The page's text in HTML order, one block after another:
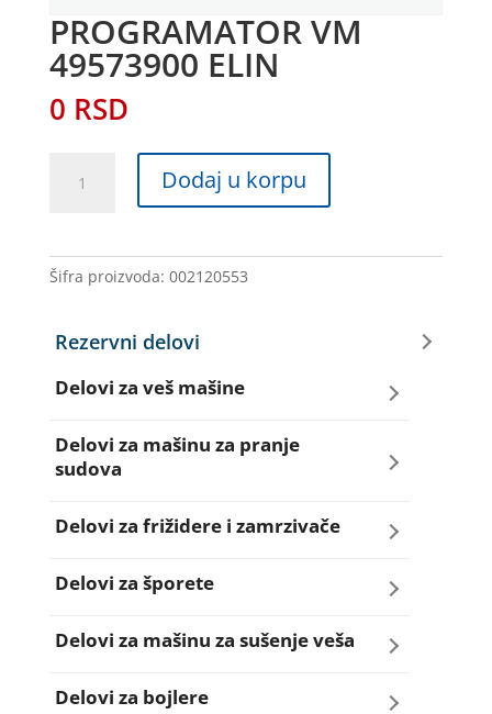
PROGRAMATOR VM
49573900 ELIN
0 RSD
količina
Dodaj u korpu
Šifra proizvoda: 002120553
Rezervni delovi
Delovi za veš mašine
Amortizeri za veš mašinu
Delovi za mašinu za pranje
sudova
Creva za sudo mašine
Dihtunzi za sudo mašine
Elektroventili za sudo mašine
Filteri za sudo mašine
Delovi za frižidere i zamrzivače
Aqua filteri za frižidere
Dihtunzi za frižidere i zamrzivače
Elektronika za frižidere i zamrzivače
Delovi za šporete
Dihtunzi za šporete
Dugmad za šporete
Delovi za mašinu za sušenje veša
Dihtunzi mašine za sušenje veša
Delovi za bojlere